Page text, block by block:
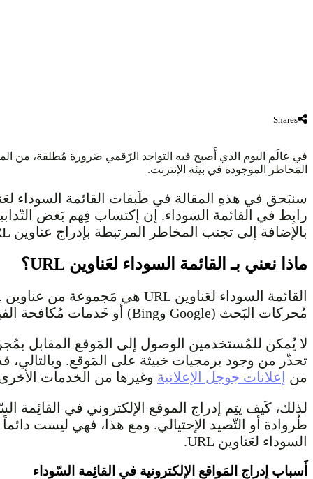
Shares
المَخاطر الموجودة في بيئة الإنترنت.
رابِط في القائمة السوداء. إن إكتساب فِهم بَعض
بالإضافة إلى تجنب المخاطر المرتبطة بإدراج عناوين URL في القائمة السوداء.
ماذا نعني بـ القائمة السوداء لعَناوين URL؟
مُحركات البَحث (Google وBing) أو خَدمات مُكافحة الفيروسات (McAfee SiteAdvisor وNorton SafeWeb).
تحذّر من وجود برمجيات خبيثة على المَوقع. وبالتالي،
من
إعلانات جوجل الإعلانية وغيرها من الخدمات
لذلك، كَيف يتِم إدراج الموقع الإلكتروني في القائِمة
طُروادة أو التّصيد الإحتيالي. ومع هذا، فهي ليست
السوداء لعَناوين URL.
أَسباب إِدراج المَواقع الإلكترونية في القائِمة السّوداء